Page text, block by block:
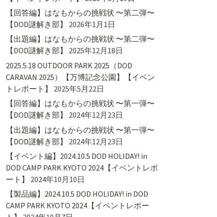
【回答編】はなもからの挑戦状 〜第二弾〜
【DOD謎解き部】
2026年1月1日
【出題編】はなもからの挑戦状 〜第二弾〜
【DOD謎解き部】
2025年12月18日
2025.5.18 OUTDOOR PARK 2025（DOD
CARAVAN 2025）【万博記念公園】【イベン
トレポート】
2025年5月22日
【回答編】はなもからの挑戦状 〜第一弾〜
【DOD謎解き部】
2024年12月23日
【出題編】はなもからの挑戦状 〜第一弾〜
【DOD謎解き部】
2024年12月23日
【イベント編】2024.10.5 DOD HOLIDAY! in
DOD CAMP PARK KYOTO 2024【イベントレポ
ート】
2024年10月10日
【製品編】2024.10.5 DOD HOLIDAY! in DOD
CAMP PARK KYOTO 2024【イベントレポー